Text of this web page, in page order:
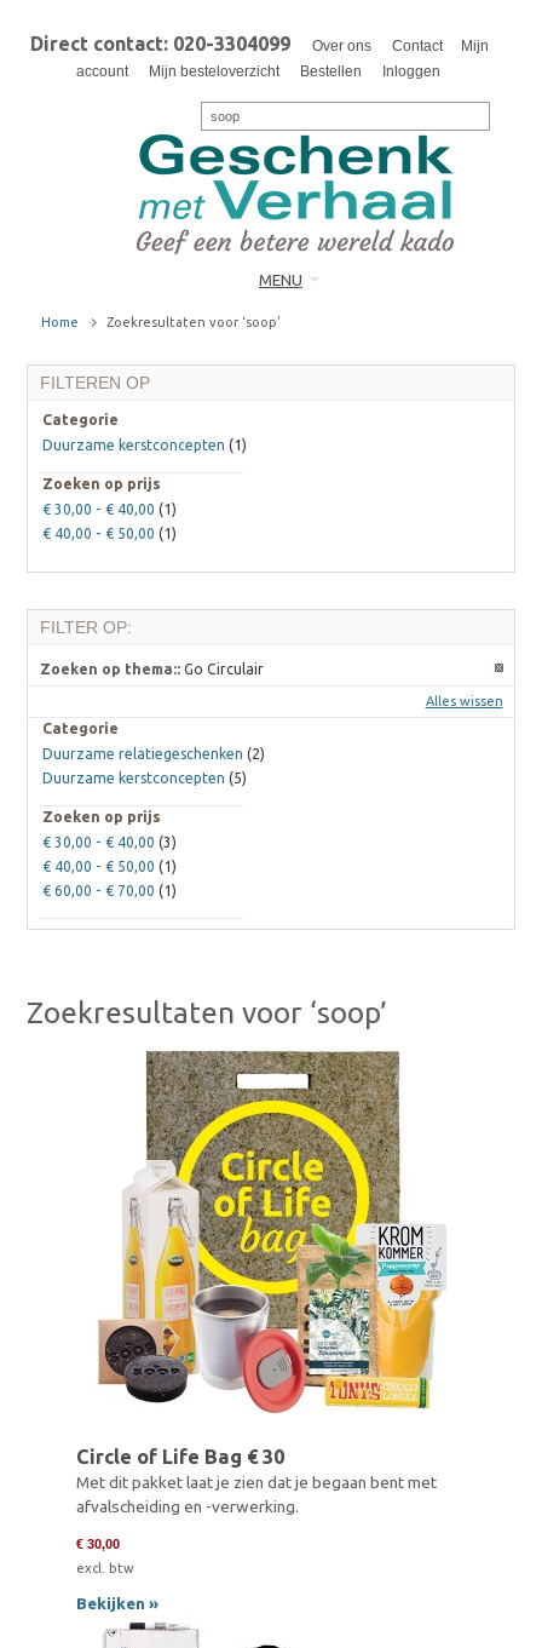
Direct contact: 020-3304099 Over ons Contact
Mijn
account
Mijn besteloverzicht Bestellen Inloggen
MENU
Home Zoekresultaten voor ‘soop’
Zoekresultaten voor ‘soop’
Circle of Life Bag € 30
Met dit pakket laat je zien dat je begaan bent met
afvalscheiding en -verwerking.
€ 30,00
excl. btw
Bekijken »
FILTEREN OP
Categorie
Duurzame kerstconcepten (1)
Zoeken op prijs
€ 30,00 -€ 40,00 (1)
€ 40,00 -€ 50,00 (1)
FILTER OP:
Zoeken op thema:: Go Circulair
Alles wissen
Categorie
Duurzame relatiegeschenken (2)
Duurzame kerstconcepten (5)
Zoeken op prijs
€ 30,00 -€ 40,00 (3)
€ 40,00 -€ 50,00 (1)
€ 60,00 -€ 70,00 (1)